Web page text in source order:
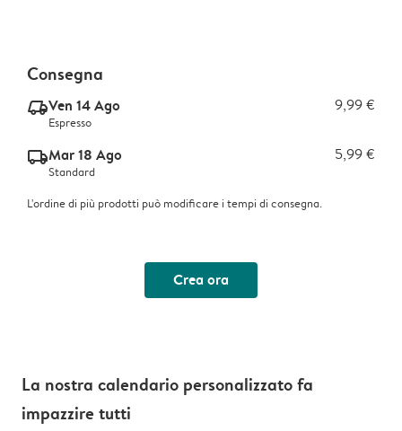
Consegna
delivery_express_v2Ven 14 Ago 9,99 €
Espresso
delivery_standard_v2Mar 18 Ago 5,99 €
Standard
L'ordine di più prodotti può modificare i tempi di consegna.
Crea ora
La nostra calendario personalizzato fa
impazzire tutti